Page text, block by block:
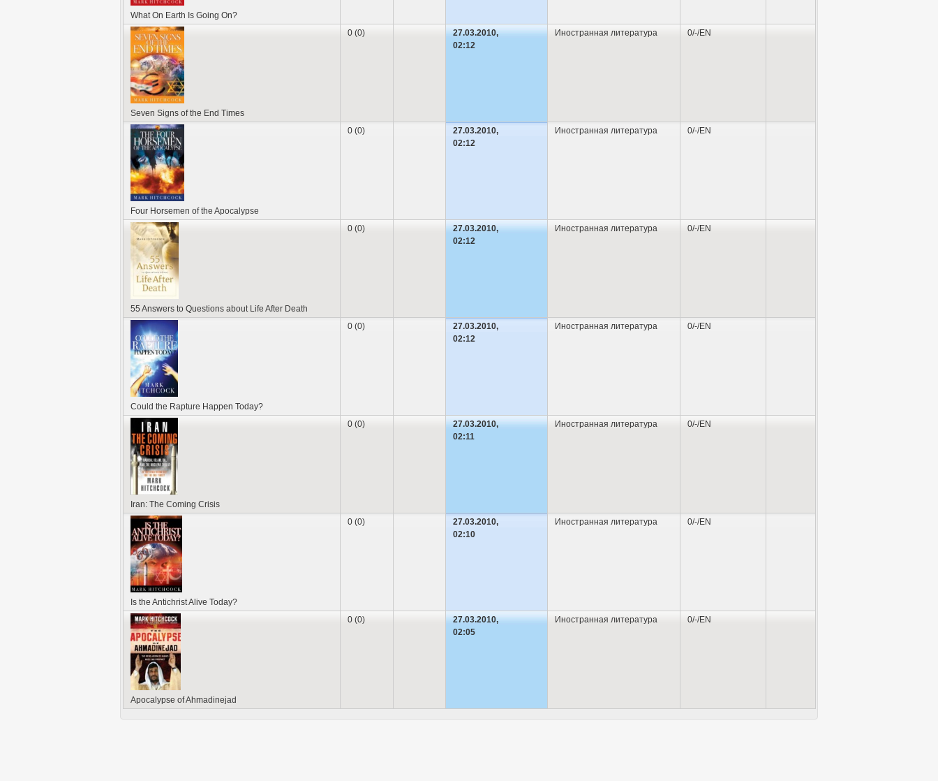
What On Earth Is Going On?
Seven Signs of the End Times
0 (0)
27.03.2010,
02:12
Иностранная литература 0/-/EN
Four Horsemen of the Apocalypse
0 (0)
27.03.2010,
02:12
Иностранная литература 0/-/EN
55 Answers to Questions about Life After Death
0 (0)
27.03.2010,
02:12
Иностранная литература 0/-/EN
Could the Rapture Happen Today?
0 (0)
27.03.2010,
02:12
Иностранная литература 0/-/EN
Iran: The Coming Crisis
0 (0)
27.03.2010,
02:11
Иностранная литература 0/-/EN
Is the Antichrist Alive Today?
0 (0)
27.03.2010,
02:10
Иностранная литература 0/-/EN
Apocalypse of Ahmadinejad
0 (0)
27.03.2010,
02:05
Иностранная литература 0/-/EN